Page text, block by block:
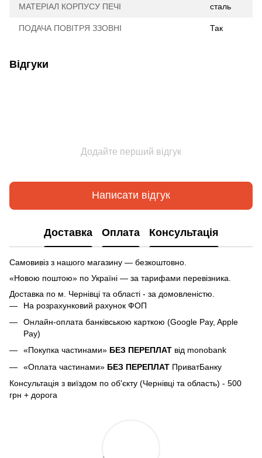
МАТЕРІАЛ КОРПУСУ ПЕЧІ сталь
ПОДАЧА ПОВІТРЯ ЗЗОВНІ Так
Відгуки
Додайте перший відгук
Написати відгук
Доставка Оплата Консультація
Самовивіз з нашого магазину — безкоштовно.
«Новою поштою» по Україні — за тарифами перевізника.
Доставка по м. Чернівці та області - за домовленістю.
На розрахунковий рахунок ФОП
Онлайн-оплата банківською карткою (Google Pay, Apple
Pay)
«Покупка частинами» БЕЗ ПЕРЕПЛАТ від monobank
«Оплата частинами» БЕЗ ПЕРЕПЛАТ ПриватБанку
Консультація з виїздом по об'єкту (Чернівці та область) - 500
грн + дорога